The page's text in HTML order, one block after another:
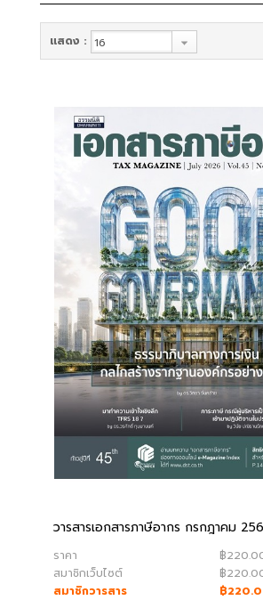
ติดต่อ
บริษัท ธรรมนิติเพรส
จำกัด
178 ซอย
เพิ่มทรัพย์(ประชาชื่น20)
ถนนประชาชื่น แขวง
บางซื่อ เขตบางซื่อ
กรุงเทพมหานคร
10800
0700(Auto)ext.713
โทรสาร : (02) 555-
0728
book@dharmniti.co.th
แสดง :
วารสารเอกสารภาษีอากร กรกฎาคม
ราคา
฿
สมาชิกเว็บไซต์
฿
สมาชิกวารสาร
฿